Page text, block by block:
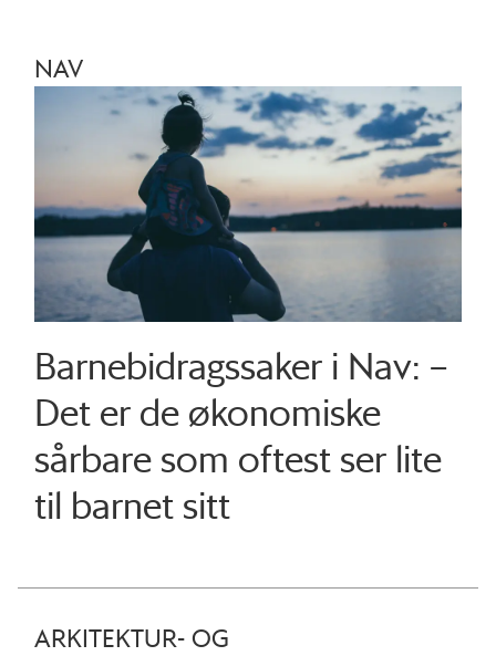
NAV
Barnebidragssaker i Nav: –
Det er de økonomiske
sårbare som oftest ser lite
til barnet sitt
ARKITEKTUR- OG